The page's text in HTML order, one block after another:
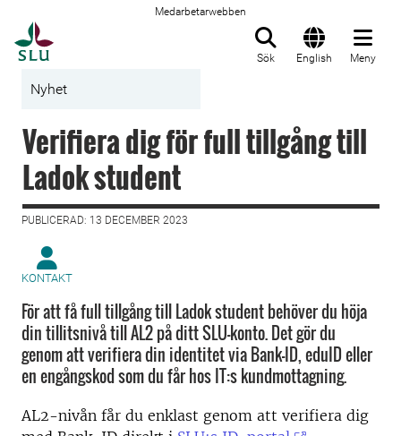
Medarbetarwebben
Sök English Meny
Nyhet
Verifiera dig för full tillgång till
Ladok student
PUBLICERAD: 13 DECEMBER 2023
KONTAKT
För att få full tillgång till Ladok student behöver du höja
din tillitsnivå till AL2 på ditt SLU-konto. Det gör du
genom att verifiera din identitet via Bank-ID, eduID eller
en engångskod som du får hos IT:s kundmottagning.
AL2-nivån får du enklast genom att verifiera dig